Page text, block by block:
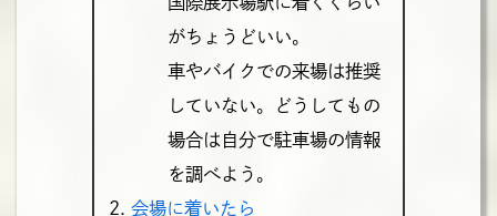
がちょうどいい。
車やバイクでの来場は推奨
していない。どうしてもの
場合は自分で駐車場の情報
を調べよう。
会場に着いたら